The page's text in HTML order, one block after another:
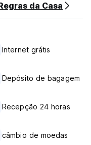
translated from
da Casa
Internet grátis
Depósito de bagagem
Recepção 24 horas
câmbio de moedas